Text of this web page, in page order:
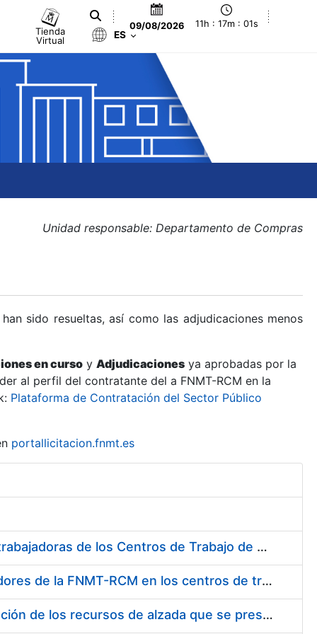
Tienda
Virtual
09/08/2026 11h : 17m : 02s
ES
Unidad responsable: Departamento de Compras
sido resueltas, así como las adjudicaciones menos
en curso y Adjudicaciones ya aprobadas por la
al perfil del contratante del a FNMT-RCM en la
Plataforma de Contratación del Sector Público
portallicitacion.fnmt.es
Suministro de Protectores Auditivos a medida para las personas trabajadoras de los Centros de Trabajo de Madrid y Burgos
Suministro de gafas graduadas antiproyecciones para los trabajadores de la FNMT-RCM en los centros de trabajo de Madrid y Burgos
Servicios de una empresa externa para el asesoramiento y resolución de los recursos de alzada que se presentan relacionados con procesos de selección para la FNMT-RCM